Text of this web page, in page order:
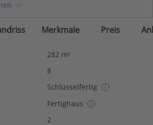
Merkmale Preis
282 m²
8
Schlüsselfertig
Fertighaus
2